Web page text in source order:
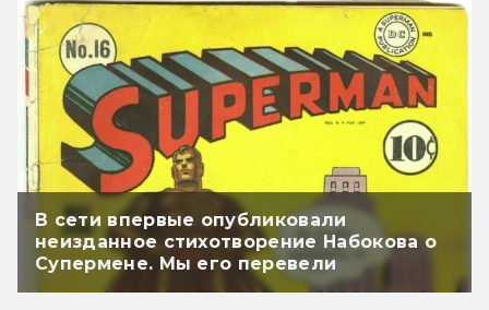
В сети впервые опубликовали
неизданное стихотворение Набокова о
Супермене. Мы его перевели